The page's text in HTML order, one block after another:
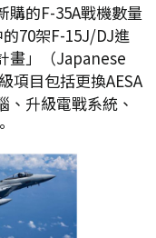
購的F-35A戰機數量
70架F-15J/DJ進
畫」（Japanese
目包括更換AESA
升級電戰系統、